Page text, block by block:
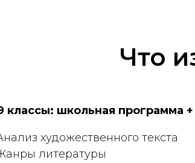
Что
классы: школьная программа
художественного текста
литературы